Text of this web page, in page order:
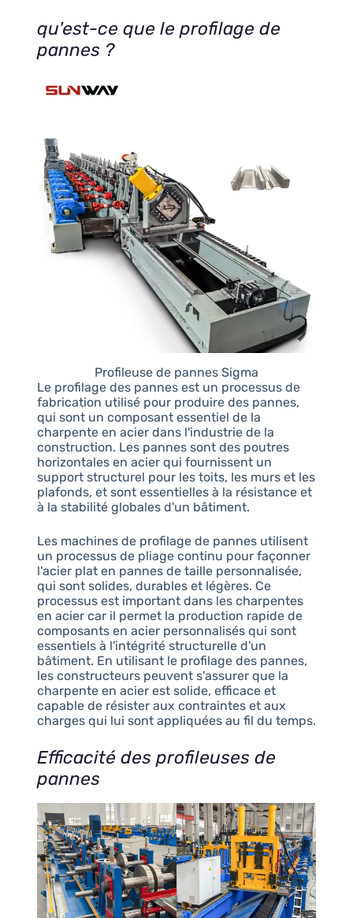
qu'est-ce que le profilage de
pannes ?
Profileuse de pannes Sigma
Le profilage des pannes est un processus de
fabrication utilisé pour produire des pannes,
qui sont un composant essentiel de la
charpente en acier dans l'industrie de la
construction. Les pannes sont des poutres
horizontales en acier qui fournissent un
support structurel pour les toits, les murs et les
plafonds, et sont essentielles à la résistance et
à la stabilité globales d'un bâtiment.
Les machines de profilage de pannes utilisent
un processus de pliage continu pour façonner
l'acier plat en pannes de taille personnalisée,
qui sont solides, durables et légères. Ce
processus est important dans les charpentes
en acier car il permet la production rapide de
composants en acier personnalisés qui sont
essentiels à l'intégrité structurelle d'un
bâtiment. En utilisant le profilage des pannes,
les constructeurs peuvent s'assurer que la
charpente en acier est solide, efficace et
capable de résister aux contraintes et aux
charges qui lui sont appliquées au fil du temps.
Efficacité des profileuses de
pannes